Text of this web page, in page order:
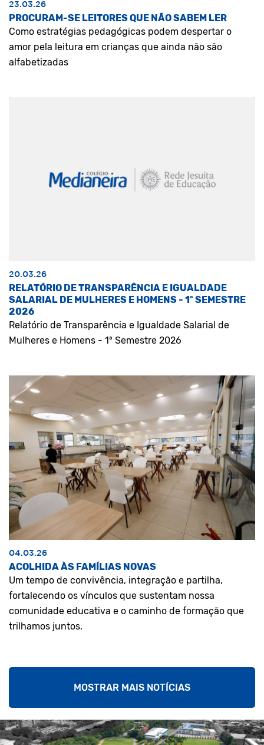
23.03.26
PROCURAM-SE LEITORES QUE NÃO SABEM LER
Como estratégias pedagógicas podem despertar o
amor pela leitura em crianças que ainda não são
alfabetizadas
20.03.26
RELATÓRIO DE TRANSPARÊNCIA E IGUALDADE
SALARIAL DE MULHERES E HOMENS - 1º SEMESTRE
2026
Relatório de Transparência e Igualdade Salarial de
Mulheres e Homens - 1º Semestre 2026
04.03.26
ACOLHIDA ÀS FAMÍLIAS NOVAS
Um tempo de convivência, integração e partilha,
fortalecendo os vínculos que sustentam nossa
comunidade educativa e o caminho de formação que
trilhamos juntos.
MOSTRAR MAIS NOTÍCIAS